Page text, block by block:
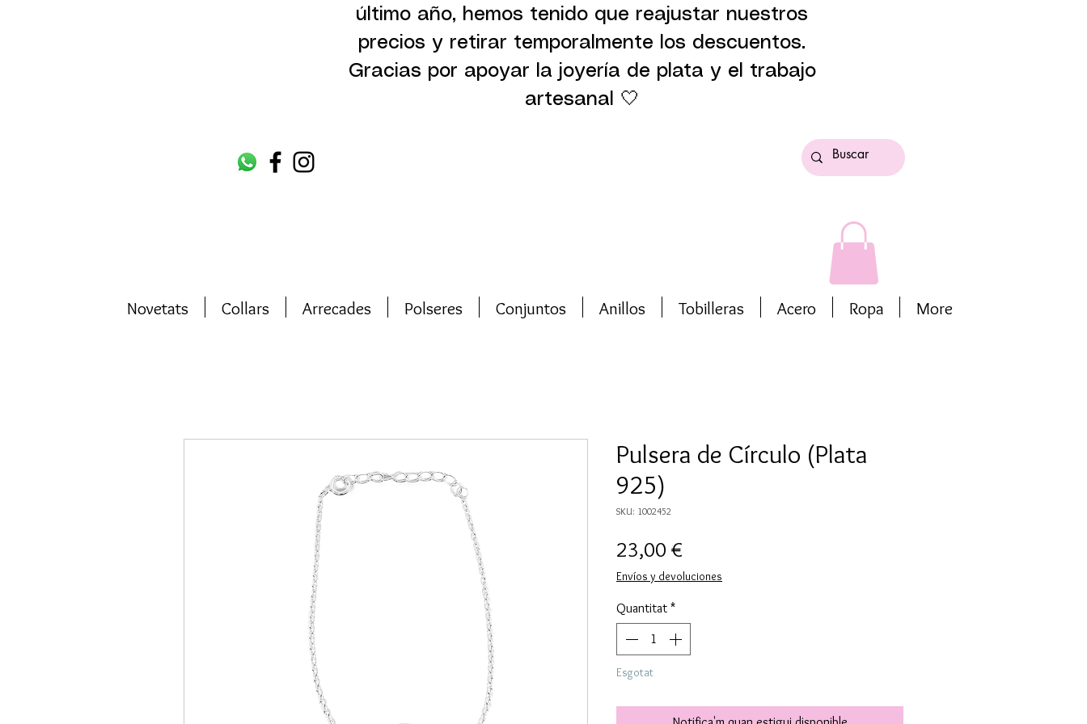
último año, hemos tenido que reajustar nuestros
precios y retirar temporalmente los descuentos.
Gracias por apoyar la joyería de plata y el trabajo
artesanal 🤍
Novetats Collars Arrecades Polseres Conjuntos Anillos Tobilleras Acero Ropa More
Pulsera de Círculo (Plata
925)
SKU: 1002452
23,00 €
Envíos y devoluciones
Quantitat *
Esgotat